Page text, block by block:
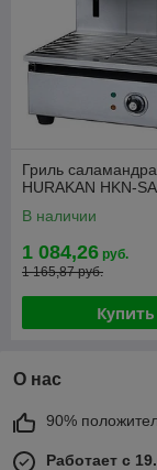
Гриль саламандра
HURAKAN HKN-
В наличии
1 084,26 руб.
1 165,87 руб.
Купить
О нас
90%
Работает с